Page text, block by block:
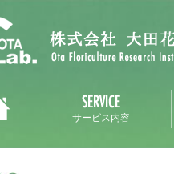
サービス内容